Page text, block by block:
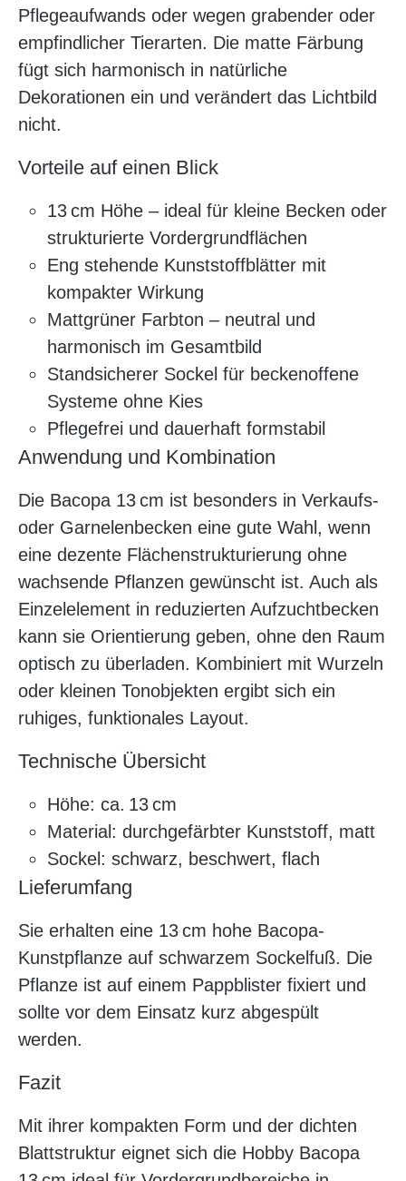
Pflegeaufwands oder wegen grabender oder
empfindlicher Tierarten. Die matte Färbung
fügt sich harmonisch in natürliche
Dekorationen ein und verändert das Lichtbild
nicht.
Vorteile auf einen Blick
13 cm Höhe – ideal für kleine Becken oder
strukturierte Vordergrundflächen
Eng stehende Kunststoffblätter mit
kompakter Wirkung
Mattgrüner Farbton – neutral und
harmonisch im Gesamtbild
Standsicherer Sockel für beckenoffene
Systeme ohne Kies
Pflegefrei und dauerhaft formstabil
Anwendung und Kombination
Die Bacopa 13 cm ist besonders in Verkaufs-
oder Garnelenbecken eine gute Wahl, wenn
eine dezente Flächenstrukturierung ohne
wachsende Pflanzen gewünscht ist. Auch als
Einzelelement in reduzierten Aufzuchtbecken
kann sie Orientierung geben, ohne den Raum
optisch zu überladen. Kombiniert mit Wurzeln
oder kleinen Tonobjekten ergibt sich ein
ruhiges, funktionales Layout.
Technische Übersicht
Höhe: ca. 13 cm
Material: durchgefärbter Kunststoff, matt
Sockel: schwarz, beschwert, flach
Lieferumfang
Sie erhalten eine 13 cm hohe Bacopa-
Kunstpflanze auf schwarzem Sockelfuß. Die
Pflanze ist auf einem Pappblister fixiert und
sollte vor dem Einsatz kurz abgespült
werden.
Fazit
Mit ihrer kompakten Form und der dichten
Blattstruktur eignet sich die Hobby Bacopa